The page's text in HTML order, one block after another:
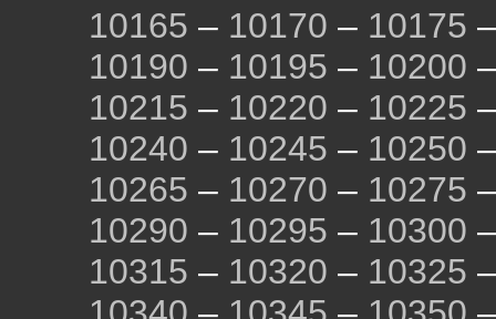
10165 – 10170 – 10175
10190 – 10195 – 10200
10215 – 10220 – 10225
10240 – 10245 – 10250
10265 – 10270 – 10275
10290 – 10295 – 10300
10315 – 10320 – 10325